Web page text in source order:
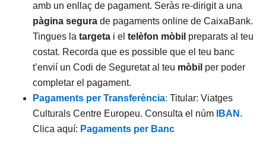
amb un enllaç de pagament. Seràs re-dirigit a una
pàgina segura de pagaments online de CaixaBank.
Tingues la targeta i el telèfon mòbil preparats al teu
costat. Recorda que es possible que el teu banc
t’envií un Codi de Seguretat al teu mòbil per poder
completar el pagament.
Pagaments per Transferència: Titular: Viatges
Culturals Centre Europeu. Consulta el núm
IBAN .
Clica aquí: Pagaments per Banc